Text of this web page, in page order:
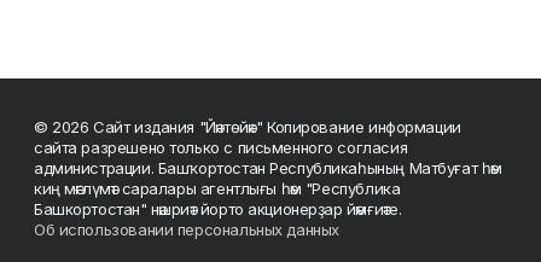
© 2026 Сайт издания "Йәнтөйәк" Копирование информации
сайта разрешено только с письменного согласия
администрации. Башҡортостан Республикаһының Матбуғат һәм
киң мәғлүмәт саралары агентлығы һәм "Республика
Башкортостан" нәшриәт йорто акционерҙар йәмғиәте.
Об использовании персональных данных